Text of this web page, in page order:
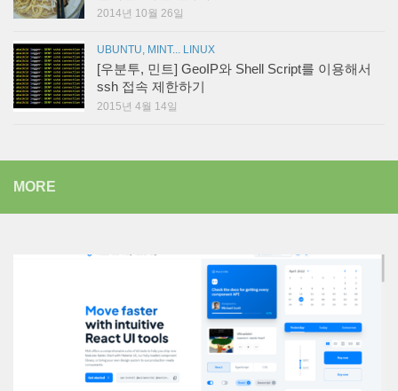
2014년 10월 26일
UBUNTU, MINT... LINUX
[우분투, 민트] GeoIP와 Shell Script를 이용해서
ssh 접속 제한하기
2015년 4월 14일
MORE